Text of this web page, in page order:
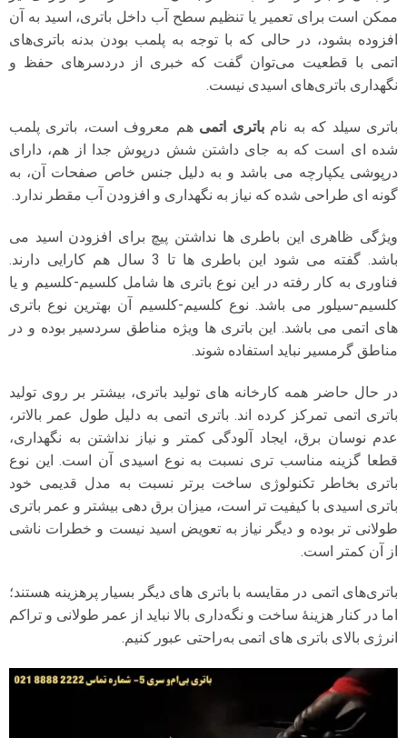
ممکن است برای تعمیر یا تنظیم سطح آب داخل باتری، اسید به آن
افزوده بشود، در حالی که با توجه به پلمب بودن بدنه باتری‌های
اتمی با قطعیت می‌توان گفت که خبری از دردسرهای حفظ و
نگهداری باتری‌های اسیدی نیست.
باتری سیلد که به نامباتری اتمی هم معروف است، باتری پلمب
شده ای است که به جای داشتن شش درپوش جدا از هم، دارای
درپوشی یکپارچه می باشد و به دلیل جنس خاص صفحات آن، به
گونه ای طراحی شده که نیاز به نگهداری و افزودن آب مقطر ندارد.
ویژگی ظاهری این باطری ها نداشتن پیچ برای افزودن اسید می
باشد. گفته می شود این باطری ها تا 3 سال هم کارایی دارند.
فناوری به کار رفته در این نوع باتری ها شامل کلسیم-کلسیم و یا
کلسیم-سیلور می باشد. نوع کلسیم-کلسیم آن بهترین نوع باتری
های اتمی می باشد. این باتری ها ویژه مناطق سردسیر بوده و در
مناطق گرمسیر نباید استفاده شوند.
در حال حاضر همه کارخانه های تولید باتری، بیشتر بر روی تولید
باتری اتمی تمرکز کرده اند. باتری اتمی به دلیل طول عمر بالاتر،
عدم نوسان برق، ایجاد آلودگی کمتر و نیاز نداشتن به نگهداری،
قطعا گزینه مناسب تری نسبت به نوع اسیدی آن است. این نوع
باتری بخاطر تکنولوژی ساخت برتر نسبت به مدل قدیمی خود
باتری اسیدی با کیفیت تر است، میزان برق دهی بیشتر و عمر باتری
طولانی تر بوده و دیگر نیاز به تعویض اسید نیست و خطرات ناشی
از آن کمتر است.
باتری‌های اتمی در مقایسه با باتری‌ های دیگر بسیار پرهزینه هستند؛
اما در کنار هزینهٔ ساخت و نگه‌داری بالا نباید از عمر طولانی و تراکم
انرژی بالای باتری‌ های اتمی به‌راحتی عبور کنیم.